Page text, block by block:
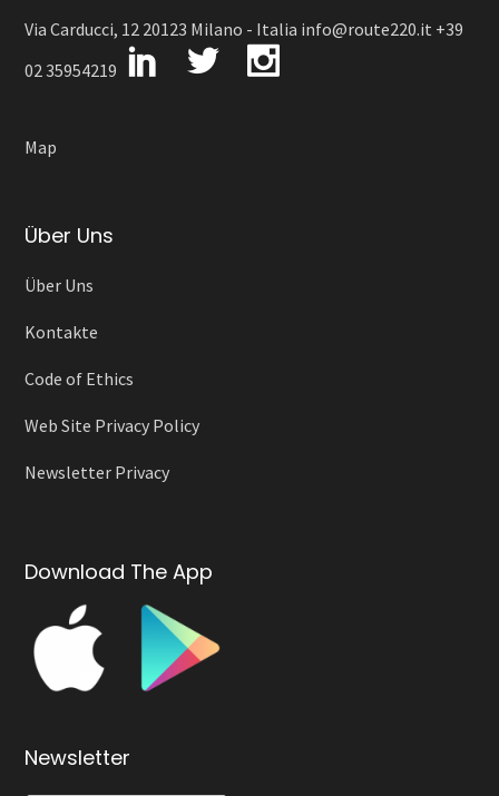
Via Carducci, 12 20123 Milano - Italia info@route220.it +39
02 35954219
Map
Über Uns
Über Uns
Kontakte
Code of Ethics
Web Site Privacy Policy
Newsletter Privacy
Download The App
Newsletter